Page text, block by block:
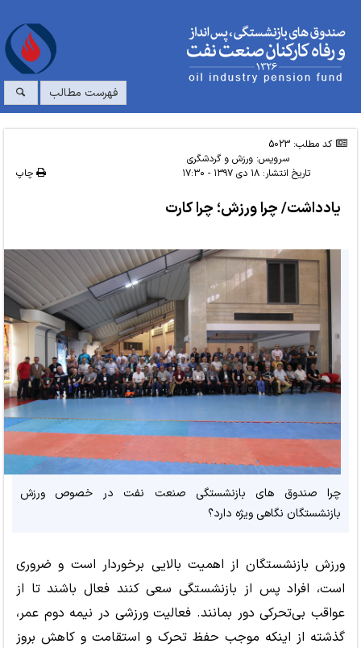
فهرست مطالب
کد مطلب: 5023
سرویس:ورزش و گردشگری
تاریخ انتشار:۱۸ دی ۱۳۹۷ - ۱۷:۳۰ چاپ
یادداشت/ چرا ورزش؛ چرا کارت
چرا صندوق های بازنشستگی صنعت نفت در خصوص ورزش
بازنشستگان نگاهی ویژه دارد؟
ورزش بازنشستگان از اهمیت بالایی برخوردار است و ضروری
است، افراد پس از بازنشستگی سعی کنند فعال باشند تا از
عواقب بیتحرکی دور بمانند. فعالیت ورزشی در نیمه دوم عمر،
گذشته از اینکه موجب حفظ تحرک و استقامت و کاهش بروز